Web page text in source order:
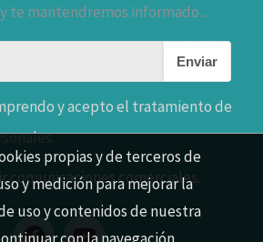
te mantendremos informado...
Enviar
y acepto el tratamiento de
comunicaciones comerciales.
propias y de terceros de
y medición para mejorar la
uso y contenidos de nuestra